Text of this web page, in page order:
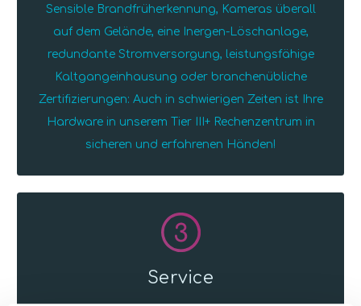
Sensible Brandfrüherkennung, Kameras überall
auf dem Gelände, eine Inergen-Löschanlage,
redundante Stromversorgung, leistungsfähige
Kaltgangeinhausung oder branchenübliche
Zertifizierungen: Auch in schwierigen Zeiten ist Ihre
Hardware in unserem Tier III+ Rechenzentrum in
sicheren und erfahrenen Händen!
3
Service